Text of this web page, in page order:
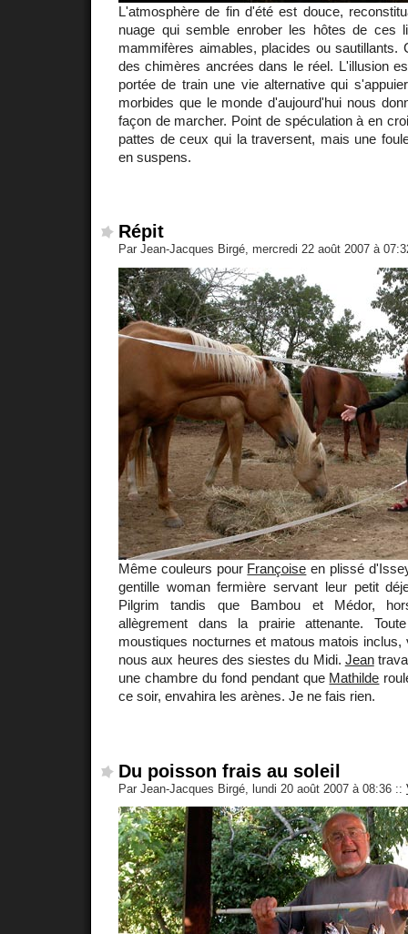
L'atmosphère de fin d'été est douce,
nuage qui semble enrober les hôtes de ces
mammifères aimables, placides ou sautillants.
des chimères ancrées dans le réel. L'illusion
portée de train une vie alternative qui
morbides que le monde d'aujourd'hui nous
façon de marcher. Point de spéculation à en
pattes de ceux qui la traversent, mais une
en suspens.
Répit
Par Jean-Jacques Birgé, mercredi 22 août 2007 à
Même couleurs pour Françoise en plissé
gentille woman fermière servant leur petit
Pilgrim tandis que Bambou et Médor,
allègrement dans la prairie attenante.
moustiques nocturnes et matous matois inclus,
nous aux heures des siestes du Midi. Jean
une chambre du fond pendant que Mathilde
ce soir, envahira les arènes. Je ne fais rien.
Du poisson frais au soleil
Par Jean-Jacques Birgé, lundi 20 août 2007 à 08:36 ::